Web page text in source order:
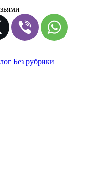
Без рубрики